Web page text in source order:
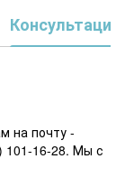
Консультация
на почту -
101-16-28. Мы с